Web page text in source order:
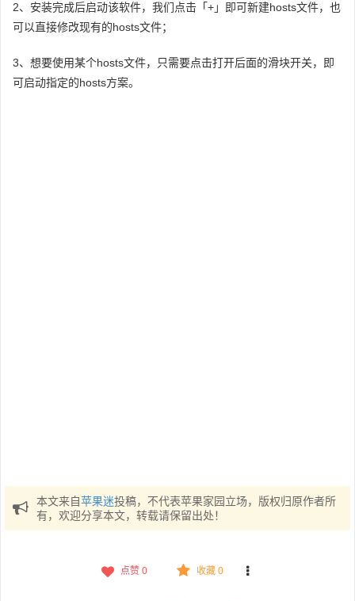
2、安装完成后启动该软件，我们点击「+」即可新建hosts文件，也
可以直接修改现有的hosts文件；
3、想要使用某个hosts文件，只需要点击打开后面的滑块开关，即
可启动指定的hosts方案。
本文来自苹果迷投稿，不代表苹果家园立场，版权归原作者所
有，欢迎分享本文，转载请保留出处！
点赞 0 收藏 0